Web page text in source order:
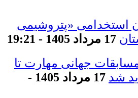
استخدامی «پتروشیمی
17 مرداد 1405 - 19:21
جهانی مهارت تا
شد
17 مرداد 1405 -